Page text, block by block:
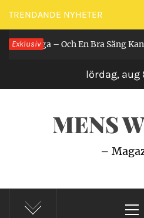
Hoppa
till
innehåll
TRENDANDE NYHETER
Exklusiv
Ligga – Och En Bra Säng Kan
lördag, aug
MENS
–